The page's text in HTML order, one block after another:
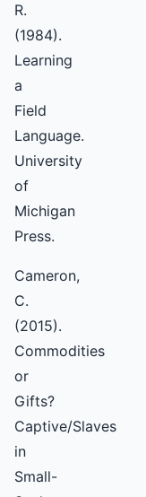
R.
(1984).
Learning
a
Field
Language.
University
of
Michigan
Press.
Cameron,
C.
(2015).
Commodities
or
Gifts?
Captive/Slaves
in
Small-